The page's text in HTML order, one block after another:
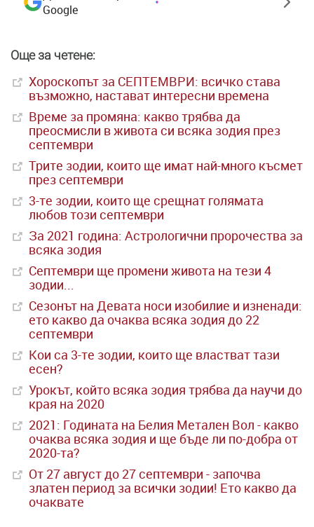
Google
Още за четене:
Хороскопът за СЕПТЕМВРИ: всичко става
възможно, настават интересни времена
Време за промяна: какво трябва да
преосмисли в живота си всяка зодия през
септември
Трите зодии, които ще имат най-много късмет
през септември
3-те зодии, които ще срещнат голямата
любов този септември
За 2021 година: Астрологични пророчества за
всяка зодия
Септември ще промени живота на тези 4
зодии...
Сезонът на Девата носи изобилие и изненади:
ето какво да очаква всяка зодия до 22
септември
Кои са 3-те зодии, които ще властват тази
есен?
Урокът, който всяка зодия трябва да научи до
края на 2020
2021: Годината на Белия Метален Вол - какво
очаква всяка зодия и ще бъде ли по-добра от
2020-та?
От 27 август до 27 септември - започва
златен период за всички зодии! Ето какво да
очаквате